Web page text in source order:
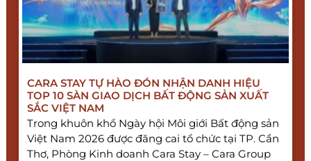
CARA STAY TỰ HÀO ĐÓN NHẬN DANH HIỆU
TOP 10 SÀN GIAO DỊCH BẤT ĐỘNG SẢN XUẤT
SẮC VIỆT NAM
Trong khuôn khổ Ngày hội Môi giới Bất động sản
Việt Nam 2026 được đăng cai tổ chức tại TP. Cần
Thơ, Phòng Kinh doanh Cara Stay – Cara Group